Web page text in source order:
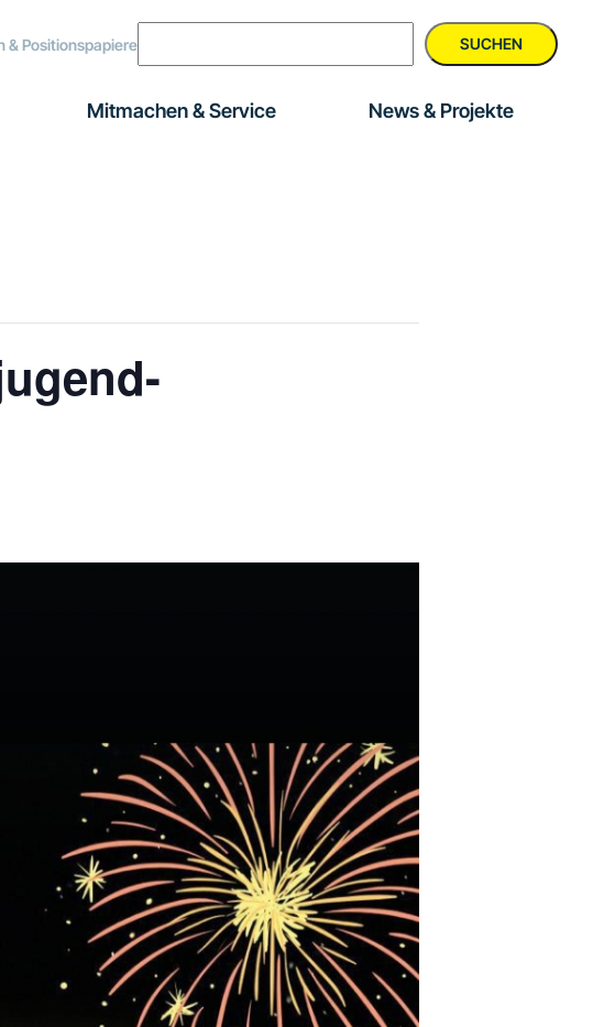
& Positionspapiere SUCHEN
Mitmachen & Service News & Projekte